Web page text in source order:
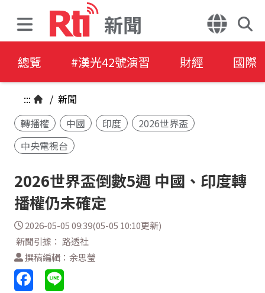
新聞
總覽 #漢光42號演習 財經 國際
::: / 新聞
轉播權
中國 印度
2026世界盃
中央電視台
2026世界盃倒數5週 中國、印度轉
播權仍未確定
2026-05-05 09:39(05-05 10:10更新)
新聞引據： 路透社
撰稿編輯：余思瑩